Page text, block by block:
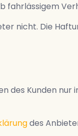
fahrlässigem
nicht. Die
Kunden nur
des